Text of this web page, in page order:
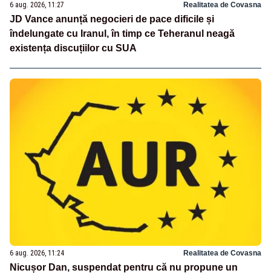
6 aug. 2026, 11:27 Realitatea de Covasna
JD Vance anunță negocieri de pace dificile și
îndelungate cu Iranul, în timp ce Teheranul neagă
existența discuțiilor cu SUA
6 aug. 2026, 11:24 Realitatea de Covasna
Nicușor Dan, suspendat pentru că nu propune un